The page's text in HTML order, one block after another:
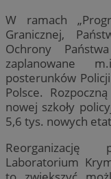
W ramach
Granicznej,
Ochrony
zaplanowane
posterunków
Polsce.
nowej szkoły
5,6 tys. nowych
Reorganizację
Laboratorium